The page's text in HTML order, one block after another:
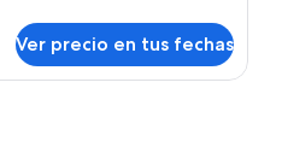
Ver precio en tus fechas